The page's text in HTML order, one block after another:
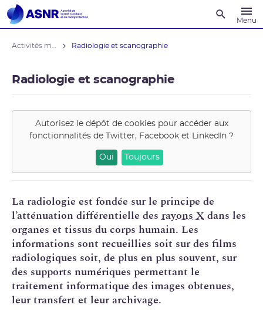
Menu
Radiologie et scanographie
Radiologie et scanographie
Autorisez le dépôt de cookies pour accéder aux
fonctionnalités de Twitter, Facebook et LinkedIn ?
Oui Toujours
La radiologie est fondée sur le principe de
l’atténuation différentielle des rayons X dans les
organes et tissus du corps humain. Les
informations sont recueillies soit sur des films
radiologiques soit, de plus en plus souvent, sur
des supports numériques permettant le
traitement informatique des images obtenues,
leur transfert et leur archivage.